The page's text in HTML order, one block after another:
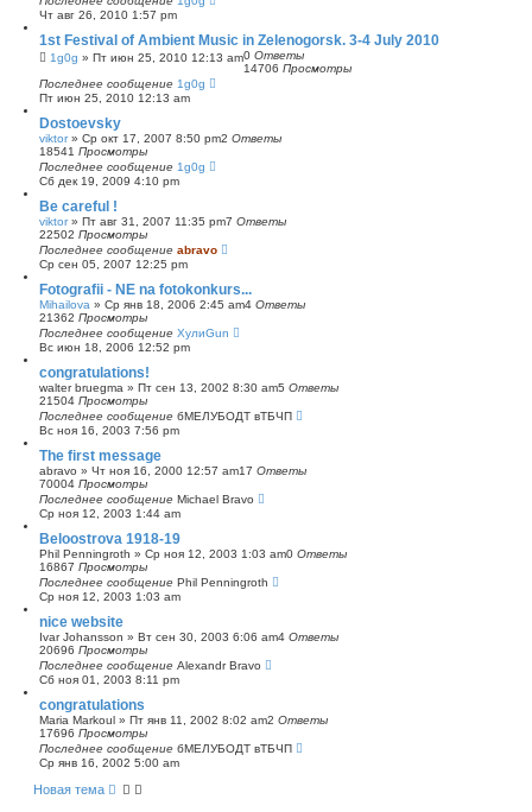
Чт авг 26, 2010 1:57 pm
1st Festival of Ambient Music in Zelenogorsk. 3-4 July 2010
1g0g » Пт июн 25, 2010 12:13 am0 Ответы
14706 Просмотры
Последнее сообщение 1g0g
Пт июн 25, 2010 12:13 am
Dostoevsky
viktor» Ср окт 17, 2007 8:50 pm2 Ответы
18541 Просмотры
Последнее сообщение 1g0g
Сб дек 19, 2009 4:10 pm
Be careful !
viktor» Пт авг 31, 2007 11:35 pm7 Ответы
22502 Просмотры
Последнее сообщение abravo
Ср сен 05, 2007 12:25 pm
Fotografii - NE na fotokonkurs...
Mihailova » Ср янв 18, 2006 2:45 am4 Ответы
21362 Просмотры
Последнее сообщение ХулиGun
Вс июн 18, 2006 12:52 pm
congratulations!
walter bruegma » Пт сен 13, 2002 8:30 am5 Ответы
21504 Просмотры
Последнее сообщение бМЕЛУБОДТ вТБЧП
Вс ноя 16, 2003 7:56 pm
The first message
abravo » Чт ноя 16, 2000 12:57 am17 Ответы
70004 Просмотры
Последнее сообщение Michael Bravo
Ср ноя 12, 2003 1:44 am
Beloostrova 1918-19
Phil Penningroth » Ср ноя 12, 2003 1:03 am0 Ответы
16867 Просмотры
Последнее сообщение Phil Penningroth
Ср ноя 12, 2003 1:03 am
nice website
Ivar Johansson » Вт сен 30, 2003 6:06 am4 Ответы
20696 Просмотры
Последнее сообщение Alexandr Bravo
Сб ноя 01, 2003 8:11 pm
congratulations
Maria Markoul » Пт янв 11, 2002 8:02 am2 Ответы
17696 Просмотры
Последнее сообщение бМЕЛУБОДТ вТБЧП
Ср янв 16, 2002 5:00 am
Новая тема